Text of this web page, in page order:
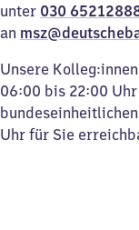
unter 030
an
Unsere
06:00 bis 22:00 Uhr
Uhr für Sie